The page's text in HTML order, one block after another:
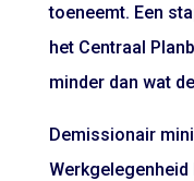
toeneemt. Een
het Centraal
minder dan wat
Demissionair
Werkgelegenheid